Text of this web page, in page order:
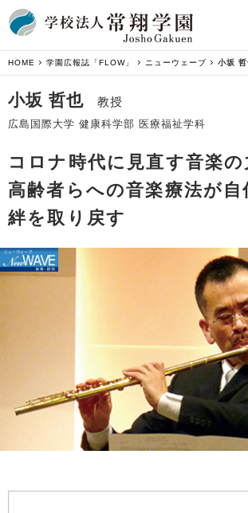
HOME 学園広報誌「FLOW」 ニューウェーブ 小坂
小坂 哲也 教授
広島国際大学 健康科学部 医療福祉学科
コロナ時代に見直す音楽の
高齢者らへの音楽療法が自
絆を取り戻す